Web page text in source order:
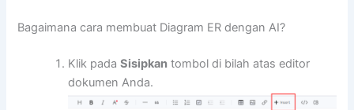
Bagaimana cara membuat Diagram ER dengan AI?
Klik padaSisipkan tombol di bilah atas editor
dokumen Anda.